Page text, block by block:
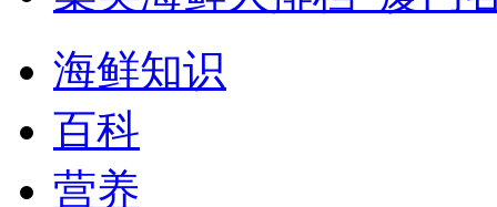
海鲜知识
百科
营养